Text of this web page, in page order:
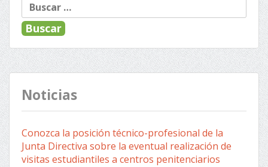
de
entradas
Noticias
Conozca la posición técnico-profesional de la
Junta Directiva sobre la eventual realización de
visitas estudiantiles a centros penitenciarios